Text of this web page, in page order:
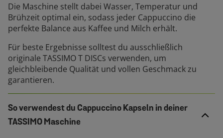
Die Maschine stellt dabei Wasser, Temperatur und
Brühzeit optimal ein, sodass jeder Cappuccino die
perfekte Balance aus Kaffee und Milch erhält.
Für beste Ergebnisse solltest du ausschließlich
originale TASSIMO T DISCs verwenden, um
gleichbleibende Qualität und vollen Geschmack zu
garantieren.
So verwendest du Cappuccino Kapseln in deiner
TASSIMO Maschine